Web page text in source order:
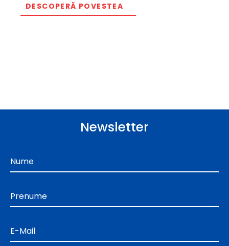
DESCOPERĂ POVESTEA
Newsletter
Nume
Prenume
E-Mail